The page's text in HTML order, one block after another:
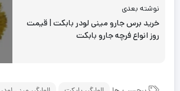
نوشته بعدی
خرید برس جارو مینی لودر بابکت | قیمت
روز انواع فرچه جارو بابکت